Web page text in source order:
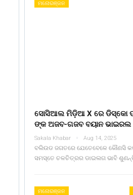
ମନୋରଞ୍ଜନ
ସୋସିଆଲ ମିଡ଼ିଆ X ରେ ଡିସ୍କୋ
ଙ୍କ ଅଜବ-ଗଜବ ବୟାନ ଭାଇରଲ
Sakala Khabar Aug 14, 2025
ବଲିଉଡ ଜଗତରେ ଯେତେବେଳେ କୌଣସି
ସମସ୍ତେ ଚଳଚିତ୍ରର ଡାଇଲଗ ଭାବି
ମନୋରଞ୍ଜନ